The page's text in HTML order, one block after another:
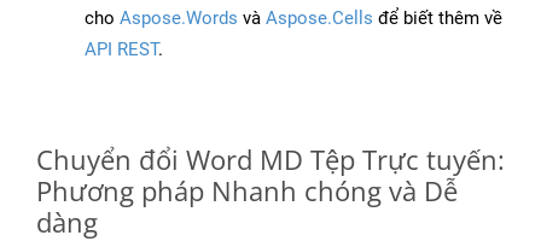
cho Aspose.Words và Aspose.Cells để biết thêm về
API REST.
Chuyển đổi Word MD Tệp Trực tuyến:
Phương pháp Nhanh chóng và Dễ
dàng